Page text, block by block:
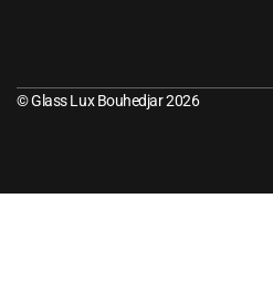
© Glass Lux Bouhedjar 2026